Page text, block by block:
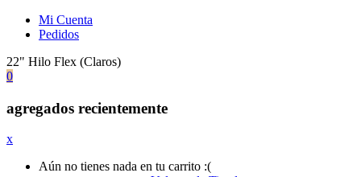
Mi Cuenta
Pedidos
22" Hilo Flex (Claros)
0
agregados recientemente
x
Aún no tienes nada en tu carrito :(